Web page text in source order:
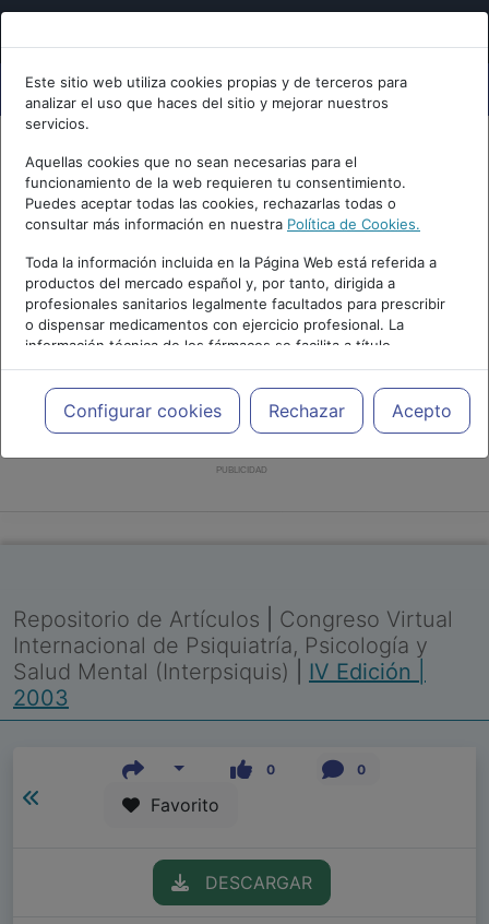
Este sitio web utiliza cookies propias y de terceros para
analizar el uso que haces del sitio y mejorar nuestros
servicios.
Aquellas cookies que no sean necesarias para el
funcionamiento de la web requieren tu consentimiento.
Puedes aceptar todas las cookies, rechazarlas todas o
consultar más información en nuestra Política de Cookies.
Toda la información incluida en la Página Web está referida a
productos del mercado español y, por tanto, dirigida a
profesionales sanitarios legalmente facultados para prescribir
o dispensar medicamentos con ejercicio profesional. La
información técnica de los fármacos se facilita a título
meramente informativo, siendo responsabilidad de los
profesionales facultados prescribir medicamentos y decidir, en
cada caso concreto, el tratamiento más adecuado a las
necesidades del paciente.
Configurar cookies Rechazar Acepto
PUBLICIDAD
Repositorio de Artículos
Congreso Virtual
Internacional de Psiquiatría, Psicología y
Salud Mental (Interpsiquis)
IV Edición |
2003
0 0
Favorito
DESCARGAR